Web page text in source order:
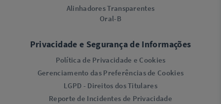
Alinhadores Transparentes
Oral-B
Privacidade e Segurança de Informações
Política de Privacidade e Cookies
Gerenciamento das Preferências de Cookies
LGPD - Direitos dos Titulares
Reporte de Incidentes de Privacidade